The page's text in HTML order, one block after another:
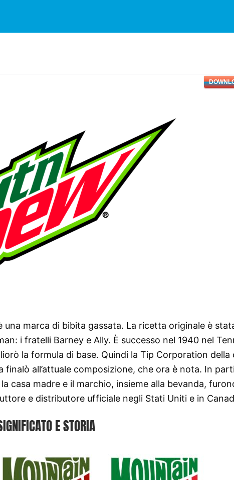
marca di bibita gassata. La ricetta originale è
i fratelli Barney e Ally. È successo nel 1940 nel
la formula di base. Quindi la Tip Corporation della
all’attuale composizione, che ora è nota. In
casa madre e il marchio, insieme alla bevanda,
e distributore ufficiale negli Stati Uniti e in
E STORIA